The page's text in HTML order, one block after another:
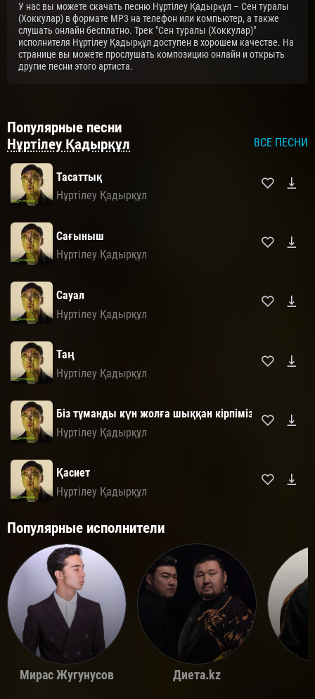
У нас вы можете скачать песню Нұртілеу Қадырқұл – Сен туралы
(Хоккулар) в формате MP3 на телефон или компьютер, а также
слушать онлайн бесплатно. Трек "Сен туралы (Хоккулар)"
исполнителя Нұртілеу Қадырқұл доступен в хорошем качестве. На
странице вы можете прослушать композицию онлайн и открыть
другие песни этого артиста.
Популярные песни
Нұртілеу Қадырқұл
ВСЕ ПЕСНИ
Тасаттық
Нұртілеу Қадырқұл
Сағыныш
Нұртілеу Қадырқұл
Сауал
Нұртілеу Қадырқұл
Таң
Нұртілеу Қадырқұл
Біз тұманды күн жолға шыққан кірпіміз
Нұртілеу Қадырқұл
Қасиет
Нұртілеу Қадырқұл
Популярные исполнители
Мирас Жугунусов Диета.kz